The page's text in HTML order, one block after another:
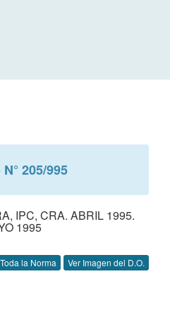
N° 205/995
IPC, CRA. ABRIL 1995.
1995
Toda la Norma Ver Imagen del D.O.